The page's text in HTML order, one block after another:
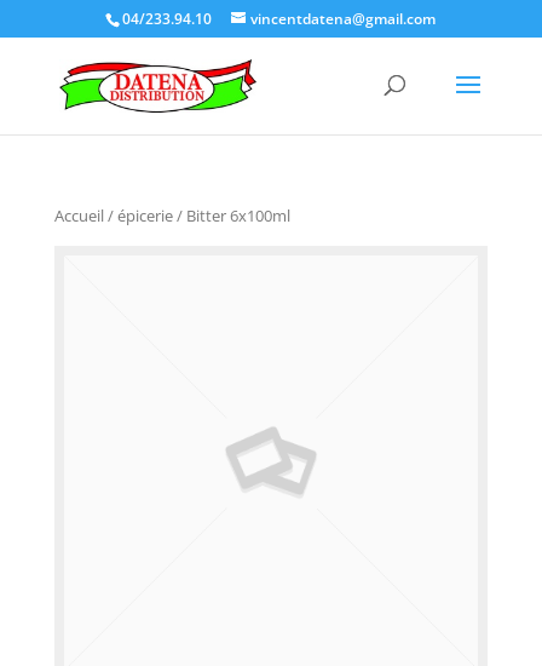
04/233.94.10 vincentdatena@gmail.com
Accueil/épicerie/ Bitter 6x100ml